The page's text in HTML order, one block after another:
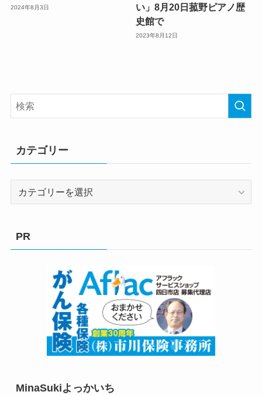
2024年8月3日
い」8月20日菰野ピアノ歴
史館で
2023年8月12日
カテゴリー
PR
MinaSukiよっかいち